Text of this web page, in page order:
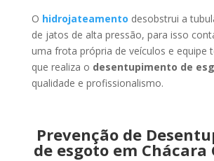
O hidrojateamento desobstrui a
de jatos de alta pressão, para isso
uma frota própria de veículos e equipe
que realiza o desentupimento de
qualidade e profissionalismo.
Prevenção de
de esgoto em Chácara